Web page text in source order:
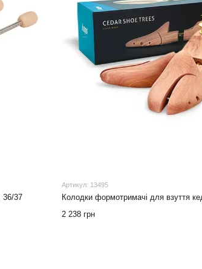
36/37
Артикул: 13495
Колодки формотримачі для взуття
2 238 грн